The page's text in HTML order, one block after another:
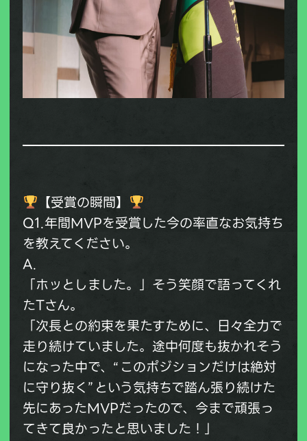
【受賞の瞬間】
Q1.年間MVPを受賞した今の率直なお気持ち
を教えてください。
A.
「ホッとしました。」そう笑顔で語ってくれ
たTさん。
「次長との約束を果たすために、日々全力で
走り続けていました。途中何度も抜かれそう
になった中で、“このポジションだけは絶対
に守り抜く”という気持ちで踏ん張り続けた
先にあったMVPだったので、今まで頑張っ
てきて良かったと思いました！」